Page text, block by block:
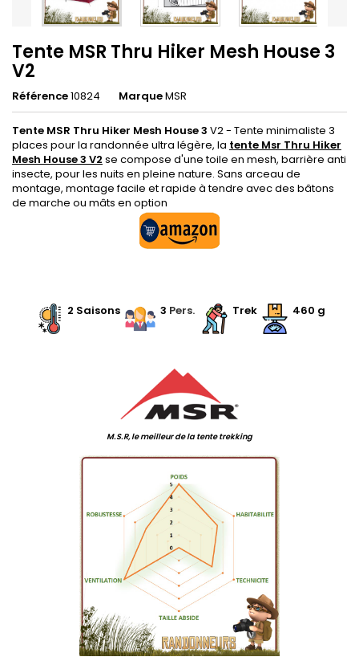
Tente MSR Thru Hiker Mesh House 3
V2
Référence10824 MarqueMSR
Tente MSR Thru Hiker Mesh House 3 V2 - Tente minimaliste 3
places pour la randonnée ultra légère, la tente Msr Thru Hiker
Mesh House 3 V2 se compose d'une toile en mesh, barrière anti
insecte, pour les nuits en pleine nature. Sans arceau de
montage, montage facile et rapide à tendre avec des bâtons
de marche ou mâts en option
2 Saisons. 3 Pers.. Trek. 460 g
M.S.R, le meilleur de la tente trekking